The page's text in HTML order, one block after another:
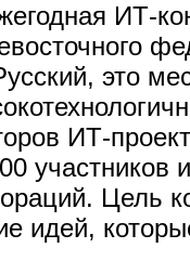
ИТ-
это
ИТ-
участников
Цель
идей,